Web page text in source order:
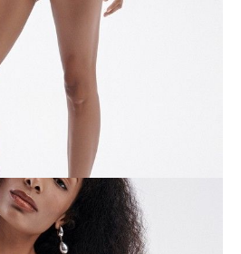
zadać pytanie, klikając przycisk